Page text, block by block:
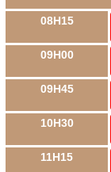
08H15
09H00
09H45
10H30
11H15